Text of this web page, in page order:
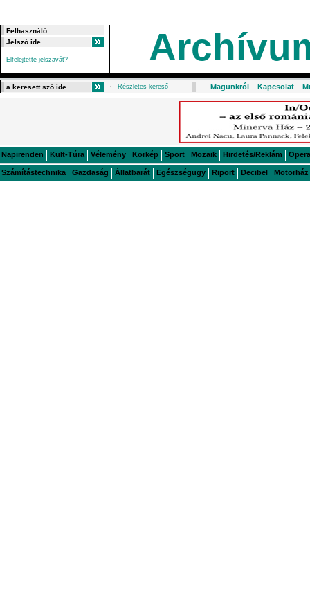
Elfelejtette jelszavát?
Részletes kereső Magunkról | Kapcsolat |
Napirenden Kult-Túra Vélemény Körkép Sport Mozaik Hirdetés/Reklám Opera
Számítástechnika Gazdaság Állatbarát Egészségügy Riport Decibel Motorház